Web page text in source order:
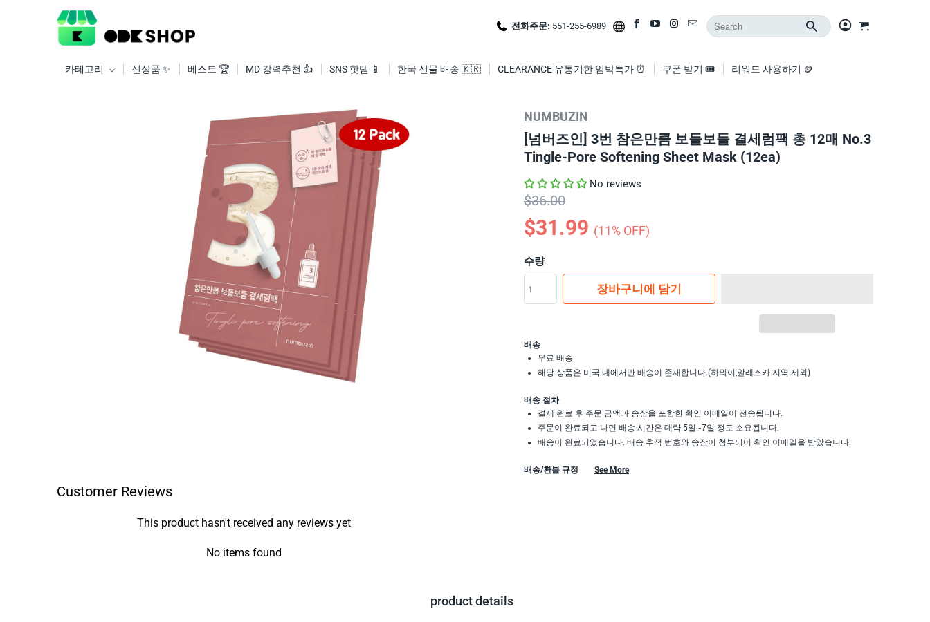
전화주문: 551-255-6989
카테고리 신상품 ✨ 베스트 🏆 MD 강력추천 👍 SNS 핫템 📱 한국 선물 배송 🇰🇷 CLEARANCE 유통기한 임박특가 ⏰ 쿠폰 받기 🎟️ 리워드 사용하기 🪙
NUMBUZIN
[넘버즈인] 3번 참은만큼 보들보들 결세럼팩 총 12매 No.3
Tingle-Pore Softening Sheet Mask (12ea)
No reviews
$36.00
$31.99 (11% OFF)
수량
장바구니에 담기
배송
무료 배송
해당 상품은 미국 내에서만 배송이 존재합니다.(하와이,알래스카 지역 제외)
배송 절차
결제 완료 후 주문 금액과 송장을 포함한 확인 이메일이 전송됩니다.
주문이 완료되고 나면 배송 시간은 대략 5일~7일 정도 소요됩니다.
배송이 완료되었습니다. 배송 추적 번호와 송장이 첨부되어 확인 이메일을 받았습니다.
배송/환불 규정 See More
Customer Reviews
This product hasn't received any reviews yet
No items found
product details